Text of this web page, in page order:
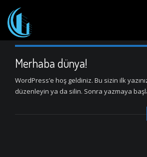
Merhaba dünya!
WordPress’e hoş geldiniz. Bu sizin ilk
düzenleyin ya da silin. Sonra yazmaya